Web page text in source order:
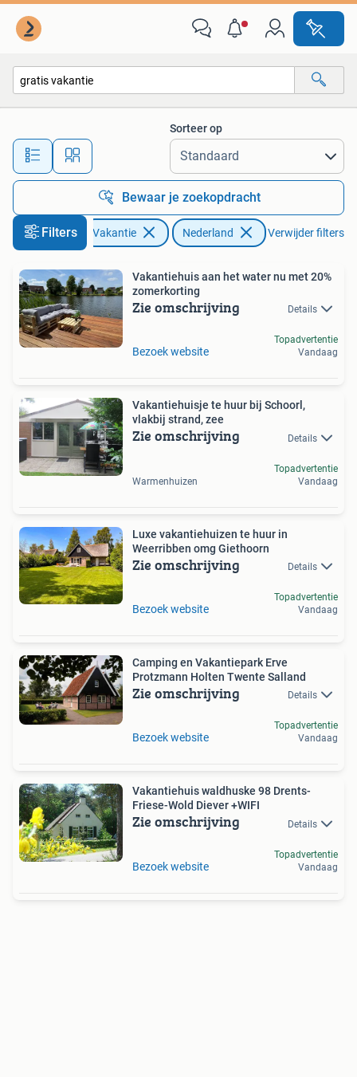
Alle afstanden…
Sorteer op
Bewaar je zoekopdracht
Filters Vakantie Nederland Verwijder filters
Vakantiehuis aan het water nu met 20%
zomerkorting
Zie omschrijving Details
Bezoek website
Topadvertentie
Vandaag
Vakantiehuisje te huur bij Schoorl,
vlakbij strand, zee
Zie omschrijving Details
Warmenhuizen
Topadvertentie
Vandaag
Luxe vakantiehuizen te huur in
Weerribben omg Giethoorn
Zie omschrijving Details
Bezoek website
Topadvertentie
Vandaag
Camping en Vakantiepark Erve
Protzmann Holten Twente Salland
Zie omschrijving Details
Bezoek website
Topadvertentie
Vandaag
Vakantiehuis waldhuske 98 Drents-
Friese-Wold Diever +WIFI
Zie omschrijving Details
Bezoek website
Topadvertentie
Vandaag